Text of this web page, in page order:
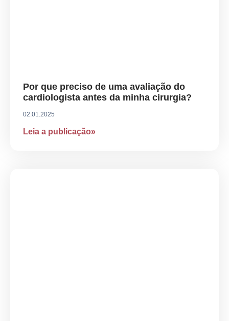
Por que preciso de uma avaliação do
cardiologista antes da minha cirurgia?
02.01.2025
Leia a publicação»